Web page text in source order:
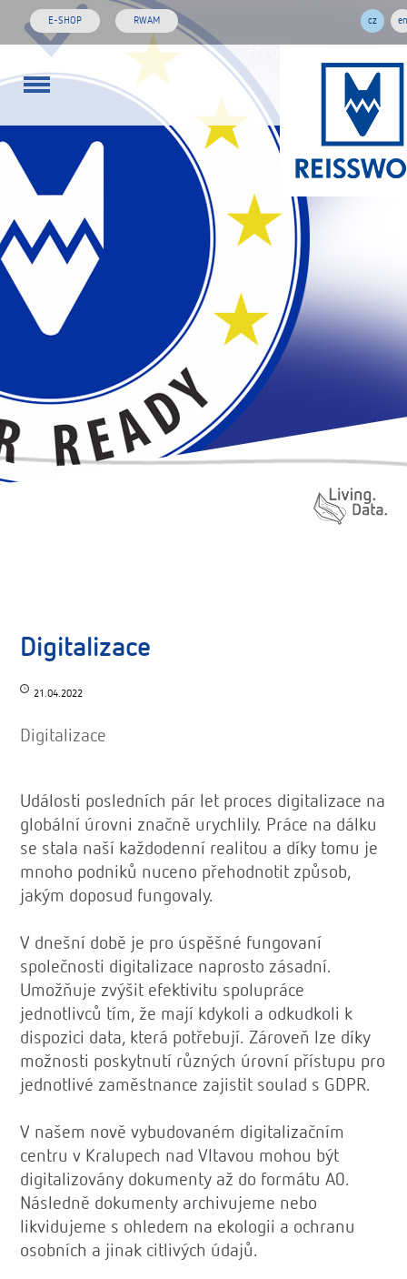
E-SHOP RWAM cz en
Digitalizace
21.04.2022
Digitalizace
Události posledních pár let proces digitalizace na
globální úrovni značně urychlily. Práce na dálku
se stala naší každodenní realitou a díky tomu je
mnoho podniků nuceno přehodnotit způsob,
jakým doposud fungovaly.
V dnešní době je pro úspěšné fungovaní
společnosti digitalizace naprosto zásadní.
Umožňuje zvýšit efektivitu spolupráce
jednotlivců tím, že mají kdykoli a odkudkoli k
dispozici data, která potřebují. Zároveň lze díky
možnosti poskytnutí různých úrovní přístupu pro
jednotlivé zaměstnance zajistit soulad s GDPR.
V našem nově vybudovaném digitalizačním
centru v Kralupech nad Vltavou mohou být
digitalizovány dokumenty až do formátu A0.
Následně dokumenty archivujeme nebo
likvidujeme s ohledem na ekologii a ochranu
osobních a jinak citlivých údajů.